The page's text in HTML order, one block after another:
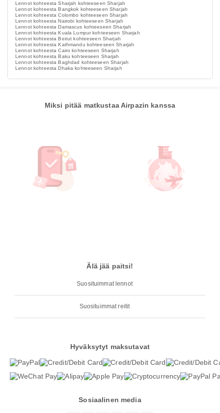
Lennot kohteesta Sharjah kohteeseen Sharjah
Lennot kohteesta Bangkok kohteeseen Sharjah
Lennot kohteesta Colombo kohteeseen Sharjah
Lennot kohteesta Nairobi kohteeseen Sharjah
Lennot kohteesta Damascus kohteeseen Sharjah
Lennot kohteesta Kuala Lumpur kohteeseen Sharjah
Lennot kohteesta Beirut kohteeseen Sharjah
Lennot kohteesta Kathmandu kohteeseen Sharjah
Lennot kohteesta Cairo kohteeseen Sharjah
Lennot kohteesta Baku kohteeseen Sharjah
Lennot kohteesta Baghdad kohteeseen Sharjah
Lennot kohteesta Dhaka kohteeseen Sharjah
Miksi pitää matkustaa Airpazin kanssa
Älä jää paitsi!
Suosituimmat lennot
Suosituimmat reitit
Hyväksytyt maksutavat
Sosiaalinen media